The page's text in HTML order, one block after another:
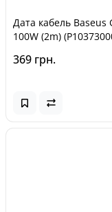
Дата кабель Baseus
100W (2m)
369 грн.